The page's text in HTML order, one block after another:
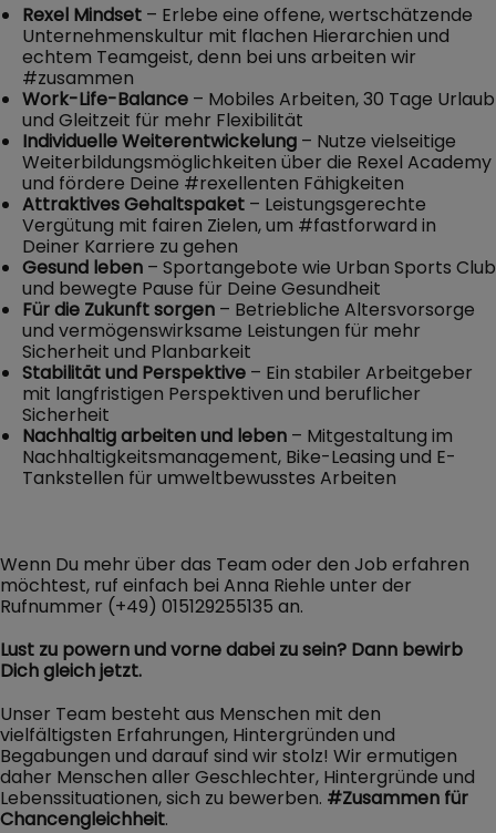
Rexel Mindset – Erlebe eine offene, wertschätzende
Unternehmenskultur mit flachen Hierarchien und
echtem Teamgeist, denn bei uns arbeiten wir
#zusammen
Work-Life-Balance – Mobiles Arbeiten, 30 Tage Urlaub
und Gleitzeit für mehr Flexibilität
Individuelle Weiterentwickelung – Nutze vielseitige
Weiterbildungsmöglichkeiten über die Rexel Academy
und fördere Deine #rexellenten Fähigkeiten
Attraktives Gehaltspaket – Leistungsgerechte
Vergütung mit fairen Zielen, um #fastforward in
Deiner Karriere zu gehen
Gesund leben – Sportangebote wie Urban Sports Club
und bewegte Pause für Deine Gesundheit
Für die Zukunft sorgen – Betriebliche Altersvorsorge
und vermögenswirksame Leistungen für mehr
Sicherheit und Planbarkeit
Stabilität und Perspektive – Ein stabiler Arbeitgeber
mit langfristigen Perspektiven und beruflicher
Sicherheit
Nachhaltig arbeiten und leben – Mitgestaltung im
Nachhaltigkeitsmanagement, Bike-Leasing und E-
Tankstellen für umweltbewusstes Arbeiten
Wenn Du mehr über das Team oder den Job erfahren
möchtest, ruf einfach bei Anna Riehle unter der
Rufnummer (+49) 015129255135 an.
Lust zu powern und vorne dabei zu sein? Dann bewirb
Dich gleich jetzt.
Unser Team besteht aus Menschen mit den
vielfältigsten Erfahrungen, Hintergründen und
Begabungen und darauf sind wir stolz! Wir ermutigen
daher Menschen aller Geschlechter, Hintergründe und
Lebenssituationen, sich zu bewerben. #Zusammen für
Chancengleichheit.